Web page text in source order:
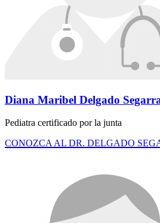
Diana Maribel Delgado
Pediatra certificado por la junta
CONOZCA AL DR. DELGADO